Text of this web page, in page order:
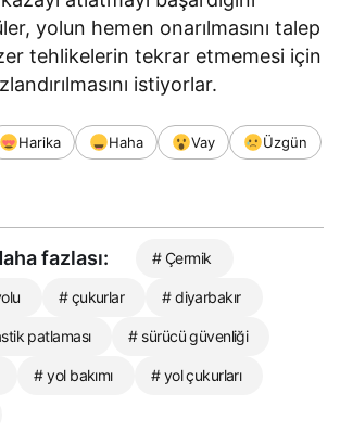
yolun hemen onarılmasını talep
tehlikelerin tekrar etmemesi için
istiyorlar.
Harika Haha Vay
Üzgün
fazlası: # Çermik
# çukurlar # diyarbakır
patlaması # sürücü güvenliği
# yol bakımı # yol çukurları